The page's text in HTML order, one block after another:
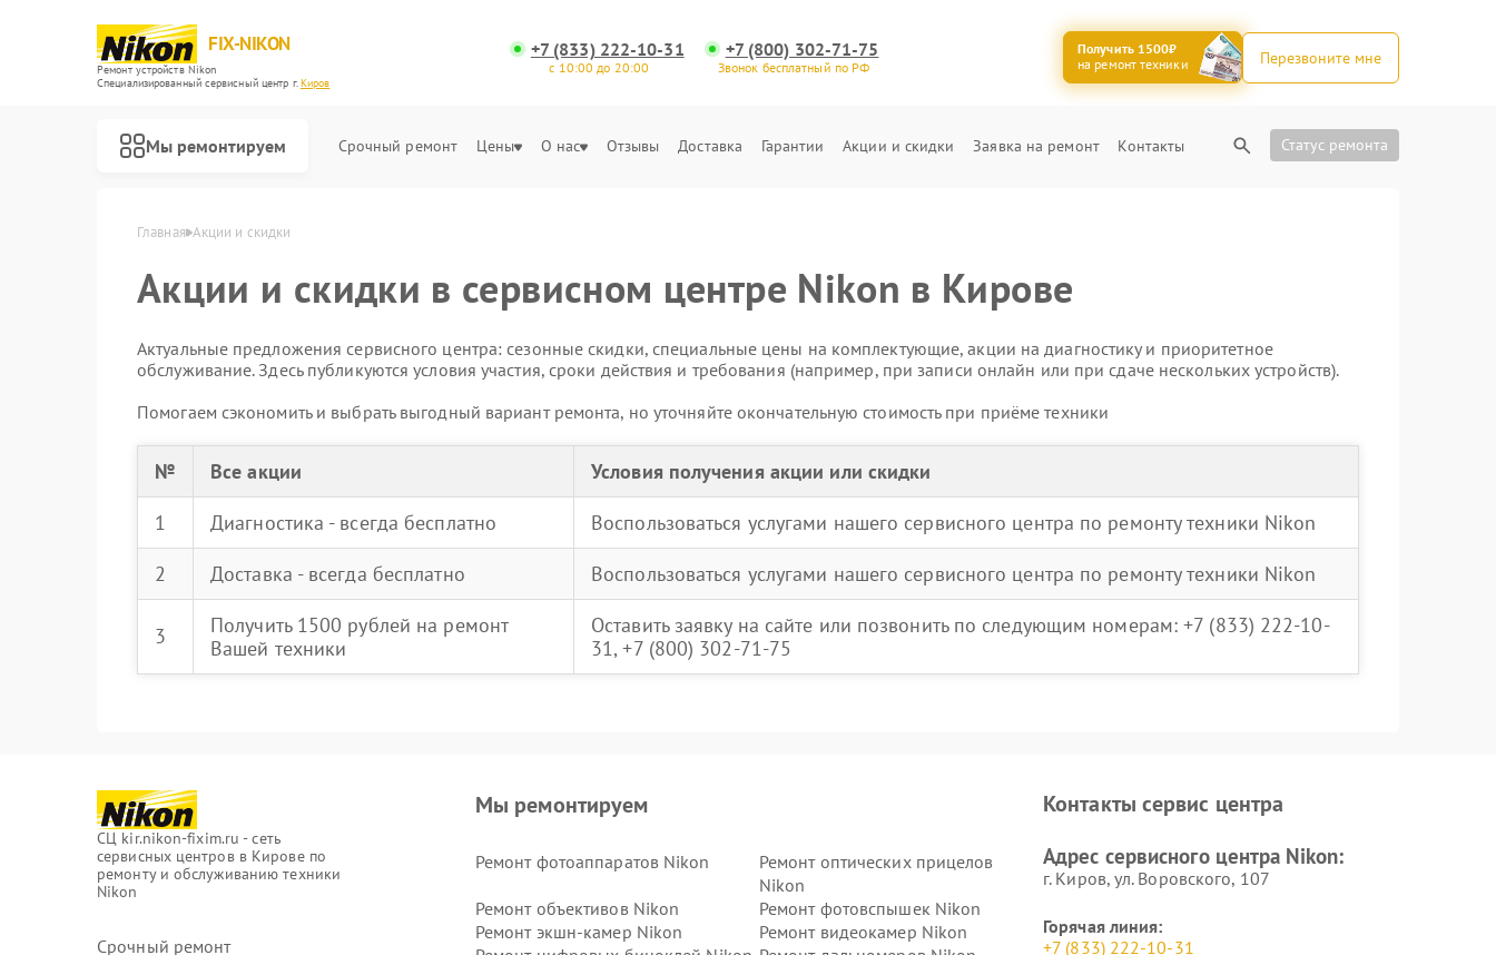
FIX-NIKON
Ремонт устройств Nikon
Специализированный cервисный центр г.Киров
+7 (833) 222-10-31
с 10:00 до 20:00
+7 (800) 302-71-75
Звонок бесплатный по РФ
Получить 1500₽
на ремонт техники
Перезвоните мне
Мы ремонтируем Срочный ремонт Цены О нас Отзывы Доставка Гарантии Акции и скидки Заявка на ремонт Контакты Статус ремонта
Главная Акции и скидки
Акции и скидки в сервисном центре Nikon в Кирове
Актуальные предложения сервисного центра: сезонные скидки, специальные цены на комплектующие, акции на диагностику и приоритетное
обслуживание. Здесь публикуются условия участия, сроки действия и требования (например, при записи онлайн или при сдаче нескольких устройств).
Помогаем сэкономить и выбрать выгодный вариант ремонта, но уточняйте окончательную стоимость при приёме техники
№ Все акции
Условия получения акции или скидки
1
Диагностика - всегда бесплатно
Воспользоваться услугами нашего сервисного центра по ремонту техники Nikon
2
Доставка - всегда бесплатно Воспользоваться услугами нашего сервисного центра по ремонту техники Nikon
3
Получить 1500 рублей на ремонт
Вашей техники
Оставить заявку на сайте или позвонить по следующим номерам: +7 (833) 222-10-
31, +7 (800) 302-71-75
СЦ kir.nikon-fixim.ru - сеть
сервисных центров в Кирове по
ремонту и обслуживанию техники
Nikon
Срочный ремонт
Мы ремонтируем
Ремонт фотоаппаратов Nikon
Ремонт оптических прицелов
Nikon
Ремонт объективов Nikon
Ремонт фотовспышек Nikon
Ремонт экшн-камер Nikon
Ремонт видеокамер Nikon
Контакты сервис центра
Адрес сервисного центра Nikon:
г. Киров, ул. Воровского, 107
Горячая линия:
+7 (833) 222-10-31